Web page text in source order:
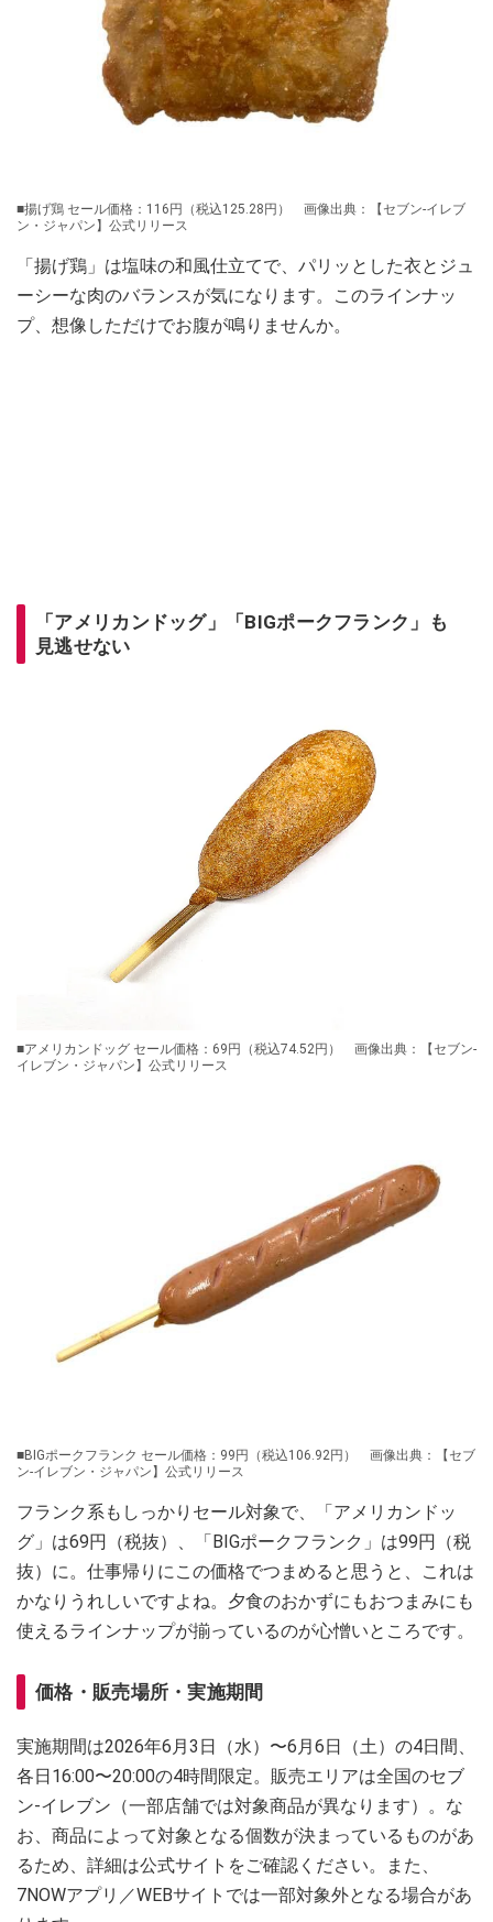
■揚げ鶏 セール価格：116円（税込125.28円） 画像出典：【セブン‐イレブ
ン・ジャパン】公式リリース
「揚げ鶏」は塩味の和風仕立てで、パリッとした衣とジュ
ーシーな肉のバランスが気になります。このラインナッ
プ、想像しただけでお腹が鳴りませんか。
「アメリカンドッグ」「BIGポークフランク」も
見逃せない
■アメリカンドッグ セール価格：69円（税込74.52円） 画像出典：【セブン‐
イレブン・ジャパン】公式リリース
■BIGポークフランク セール価格：99円（税込106.92円） 画像出典：【セブ
ン‐イレブン・ジャパン】公式リリース
フランク系もしっかりセール対象で、「アメリカンドッ
グ」は69円（税抜）、「BIGポークフランク」は99円（税
抜）に。仕事帰りにこの価格でつまめると思うと、これは
かなりうれしいですよね。夕食のおかずにもおつまみにも
使えるラインナップが揃っているのが心憎いところです。
価格・販売場所・実施期間
実施期間は2026年6月3日（水）〜6月6日（土）の4日間、
各日16:00〜20:00の4時間限定。販売エリアは全国のセブ
ン‐イレブン（一部店舗では対象商品が異なります）。な
お、商品によって対象となる個数が決まっているものがあ
るため、詳細は公式サイトをご確認ください。また、
7NOWアプリ／WEBサイトでは一部対象外となる場合があ